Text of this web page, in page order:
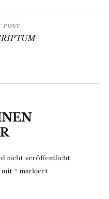
POST
nicht veröffentlicht.
mit * markiert